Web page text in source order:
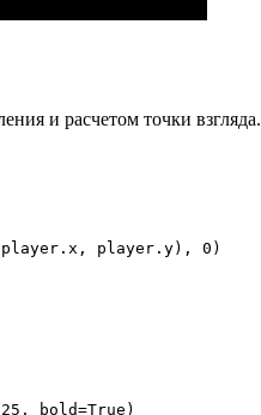
и расчетом точки взгляда.
player.y), 0)
bold=True)